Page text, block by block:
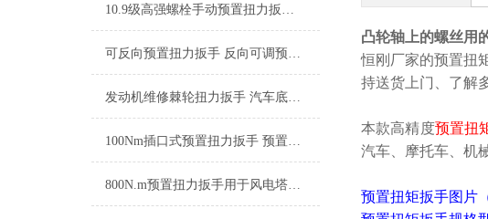
10.9级高强螺栓手动预置扭力扳手 螺栓紧固定值扭力扳手厂家
可反向预置扭力扳手 反向可调预置式扭矩扳手 大扭矩反向预置式扭矩扳手
发动机维修棘轮扭力扳手 汽车底盘专用棘轮扭矩扳手 汽修棘轮式扭力扳手
100Nm插口式预置扭力扳手 预置式插口扭力扳手 插口型预置式扭矩扳手
800N.m预置扭力扳手用于风电塔筒螺栓紧固专用
凸轮轴上的螺丝用
恒刚厂家的预置扭
持送货上门
、了解
本款高精度预置扭
汽车、摩托车、机
预置扭矩扳手图片